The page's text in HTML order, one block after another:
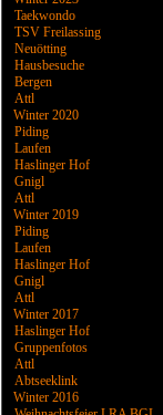
Taekwondo
TSV Freilassing
Neuötting
Hausbesuche
Bergen
Attl
Winter 2020
Piding
Laufen
Haslinger Hof
Gnigl
Attl
Winter 2019
Piding
Laufen
Haslinger Hof
Gnigl
Attl
Winter 2017
Haslinger Hof
Gruppenfotos
Attl
Abtseeklink
Winter 2016